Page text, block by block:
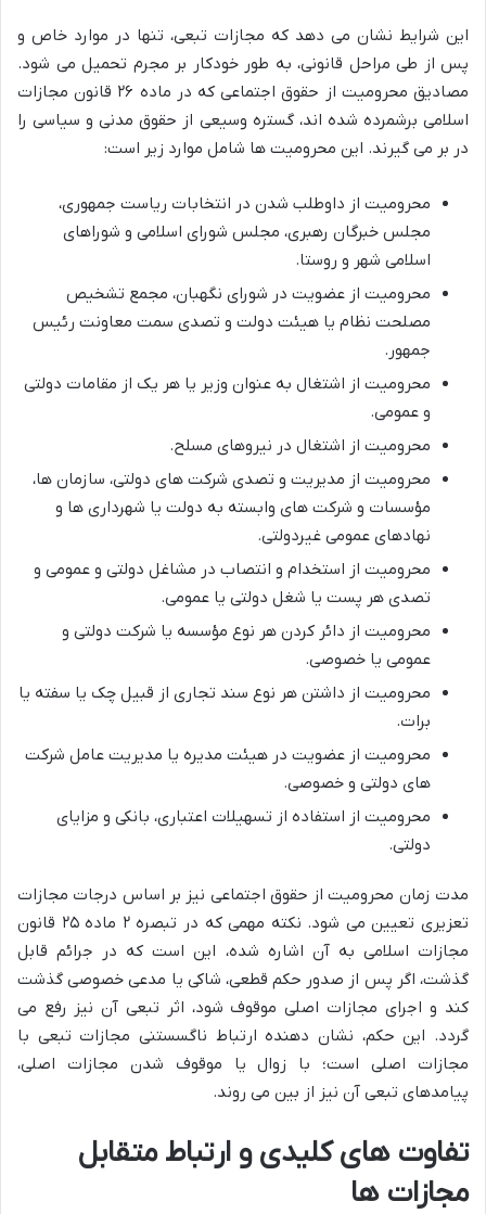
این شرایط نشان می دهد که مجازات تبعی، تنها در موارد خاص و
پس از طی مراحل قانونی، به طور خودکار بر مجرم تحمیل می شود.
مصادیق محرومیت از حقوق اجتماعی که در ماده ۲۶ قانون مجازات
اسلامی برشمرده شده اند، گستره وسیعی از حقوق مدنی و سیاسی را
در بر می گیرند. این محرومیت ها شامل موارد زیر است:
محرومیت از داوطلب شدن در انتخابات ریاست جمهوری،
مجلس خبرگان رهبری، مجلس شورای اسلامی و شوراهای
اسلامی شهر و روستا.
محرومیت از عضویت در شورای نگهبان، مجمع تشخیص
مصلحت نظام یا هیئت دولت و تصدی سمت معاونت رئیس
جمهور.
محرومیت از اشتغال به عنوان وزیر یا هر یک از مقامات دولتی
و عمومی.
محرومیت از اشتغال در نیروهای مسلح.
محرومیت از مدیریت و تصدی شرکت های دولتی، سازمان ها،
مؤسسات و شرکت های وابسته به دولت یا شهرداری ها و
نهادهای عمومی غیردولتی.
محرومیت از استخدام و انتصاب در مشاغل دولتی و عمومی و
تصدی هر پست یا شغل دولتی یا عمومی.
محرومیت از دائر کردن هر نوع مؤسسه یا شرکت دولتی و
عمومی یا خصوصی.
محرومیت از داشتن هر نوع سند تجاری از قبیل چک یا سفته یا
برات.
محرومیت از عضویت در هیئت مدیره یا مدیریت عامل شرکت
های دولتی و خصوصی.
محرومیت از استفاده از تسهیلات اعتباری، بانکی و مزایای
دولتی.
مدت زمان محرومیت از حقوق اجتماعی نیز بر اساس درجات مجازات
تعزیری تعیین می شود. نکته مهمی که در تبصره ۲ ماده ۲۵ قانون
مجازات اسلامی به آن اشاره شده، این است که در جرائم قابل
گذشت، اگر پس از صدور حکم قطعی، شاکی یا مدعی خصوصی گذشت
کند و اجرای مجازات اصلی موقوف شود، اثر تبعی آن نیز رفع می
گردد. این حکم، نشان دهنده ارتباط ناگسستنی مجازات تبعی با
مجازات اصلی است؛ با زوال یا موقوف شدن مجازات اصلی،
پیامدهای تبعی آن نیز از بین می روند.
تفاوت های کلیدی و ارتباط متقابل
مجازات ها